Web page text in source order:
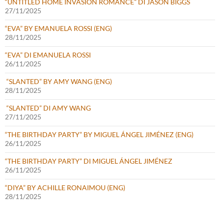
“UNTITLED HOME INVASION ROMANCE” DI JASON BIGGS
27/11/2025
“EVA” BY EMANUELA ROSSI (ENG)
28/11/2025
“EVA” DI EMANUELA ROSSI
26/11/2025
“SLANTED” BY AMY WANG (ENG)
28/11/2025
“SLANTED” DI AMY WANG
27/11/2025
“THE BIRTHDAY PARTY” BY MIGUEL ÁNGEL JIMÉNEZ (ENG)
26/11/2025
“THE BIRTHDAY PARTY” DI MIGUEL ÁNGEL JIMÉNEZ
26/11/2025
“DIYA” BY ACHILLE RONAIMOU (ENG)
28/11/2025